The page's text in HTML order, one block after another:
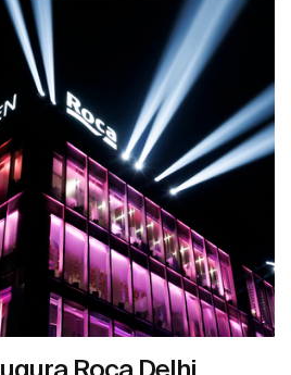
Roca Delhi